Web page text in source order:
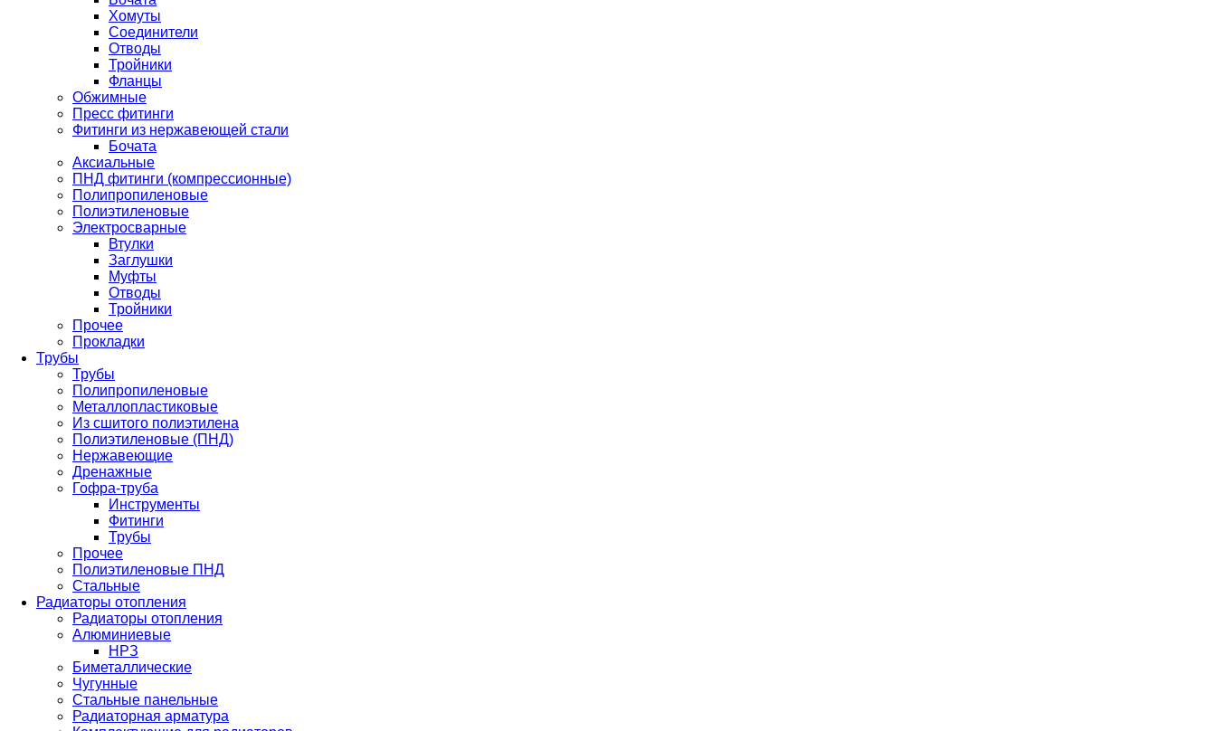
Хомуты
Соединители
Отводы
Тройники
Фланцы
Обжимные
Пресс фитинги
Фитинги из нержавеющей стали
Бочата
Аксиальные
ПНД фитинги (компрессионные)
Полипропиленовые
Полиэтиленовые
Электросварные
Втулки
Заглушки
Муфты
Отводы
Тройники
Прочее
Прокладки
Трубы
Трубы
Полипропиленовые
Металлопластиковые
Из сшитого полиэтилена
Полиэтиленовые (ПНД)
Нержавеющие
Дренажные
Гофра-труба
Инструменты
Фитинги
Трубы
Прочее
Полиэтиленовые ПНД
Стальные
Радиаторы отопления
Радиаторы отопления
Алюминиевые
НРЗ
Биметаллические
Чугунные
Стальные панельные
Радиаторная арматура